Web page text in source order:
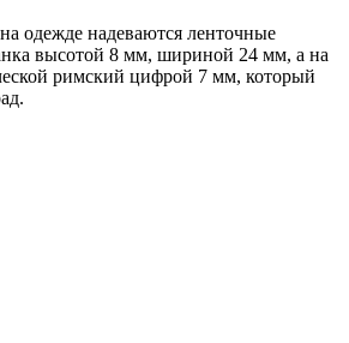
одежде надеваются ленточные
высотой 8 мм, шириной 24 мм, а на
римский цифрой 7 мм, который